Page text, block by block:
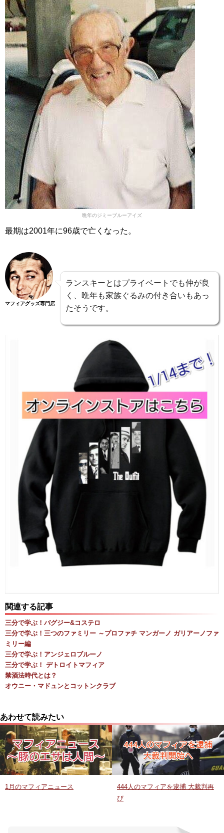
晩年のジミーブルーアイズ
最期は2001年に96歳で亡くなった。
マフィアグッズ専門店
ランスキーとはプライベートでも仲が良
く、晩年も家族ぐるみの付き合いもあっ
たそうです。
関連する記事
三分で学ぶ！バグジー&コステロ
三分で学ぶ！三つのファミリー ～プロファチ マンガーノ ガリアーノファ
ミリー編
三分で学ぶ！アンジェロブルーノ
三分で学ぶ！ デトロイトマフィア
禁酒法時代とは？
オウニー・マドュンとコットンクラブ
あわせて読みたい
1月のマフィアニュース
444人のマフィアを逮捕 大裁判再
び